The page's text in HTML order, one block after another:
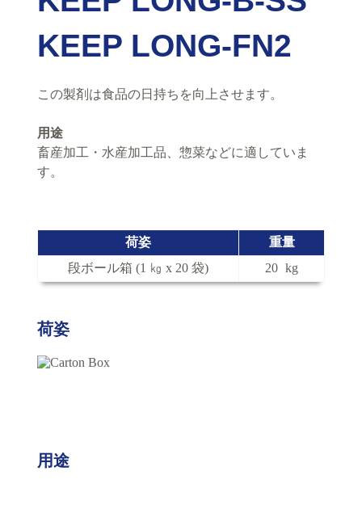
KEEP LONG-FN2
この製剤は食品の日持ちを向上させます。
用途
畜産加工・水産加工品、惣菜などに適していま
す。
荷姿
重量
段ボール箱 (1 ㎏ x 20 袋)
20 kg
荷姿
用途